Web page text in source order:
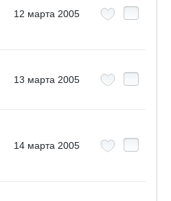
12 марта 2005
13 марта 2005
14 марта 2005